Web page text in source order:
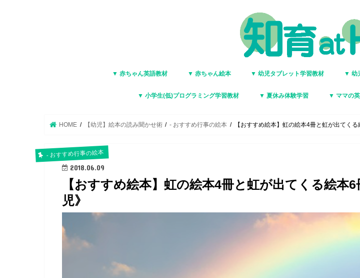
▼ 赤ちゃん英語教材 ▼ 赤ちゃん絵本 ▼ 幼児タブレット学習教材 ▼ 幼
▼ 小学生(低)プログラミング学習教材 ▼ 夏休み体験学習 ▼ ママの
HOME 【幼児】絵本の読み聞かせ術 - おすすめ行事の絵本 【おすすめ絵本】虹の絵本4冊と虹が出てくる
- おすすめ行事の絵本
2018.06.09
【おすすめ絵本】虹の絵本4冊と虹が出てくる絵本
児》